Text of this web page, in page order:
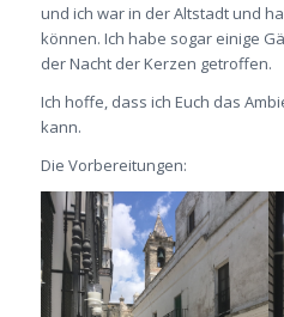
und ich war in der Altstadt und
können. Ich habe sogar einige
der Nacht der Kerzen getroffen.
Ich hoffe, dass ich Euch das
kann.
Die Vorbereitungen: